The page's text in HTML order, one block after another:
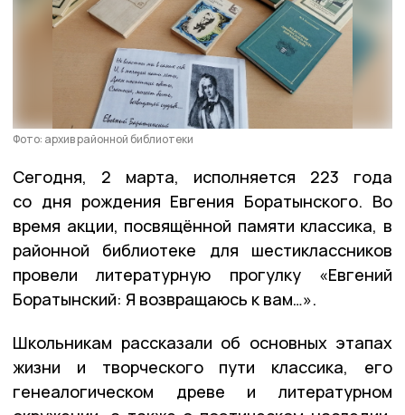
Фото: архив районной библиотеки
Сегодня, 2 марта, исполняется 223 года
со дня рождения Евгения Боратынского. Во
время акции, посвящённой памяти классика, в
районной библиотеке для шестиклассников
провели литературную прогулку «Евгений
Боратынский: Я возвращаюсь к вам…».
Школьникам рассказали об основных этапах
жизни и творческого пути классика, его
генеалогическом древе и литературном